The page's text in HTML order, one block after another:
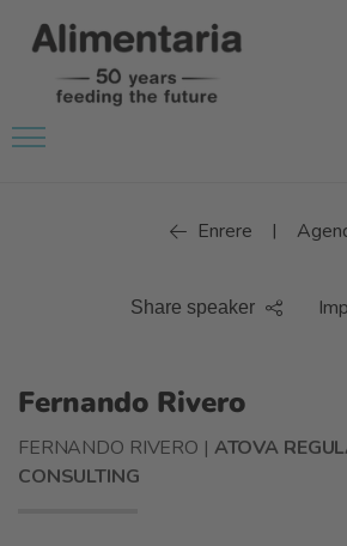
Enrere |
Share speaker
Fernando Rivero
FERNANDO RIVERO | ATOVA
CONSULTING